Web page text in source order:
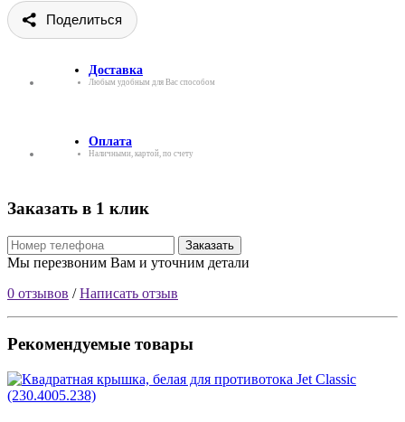
Поделиться
Доставка
Любым удобным для Вас способом
Оплата
Наличными, картой, по счету
Заказать в 1 клик
Заказать
Мы перезвоним Вам и уточним детали
0 отзывов /Написать отзыв
Рекомендуемые товары